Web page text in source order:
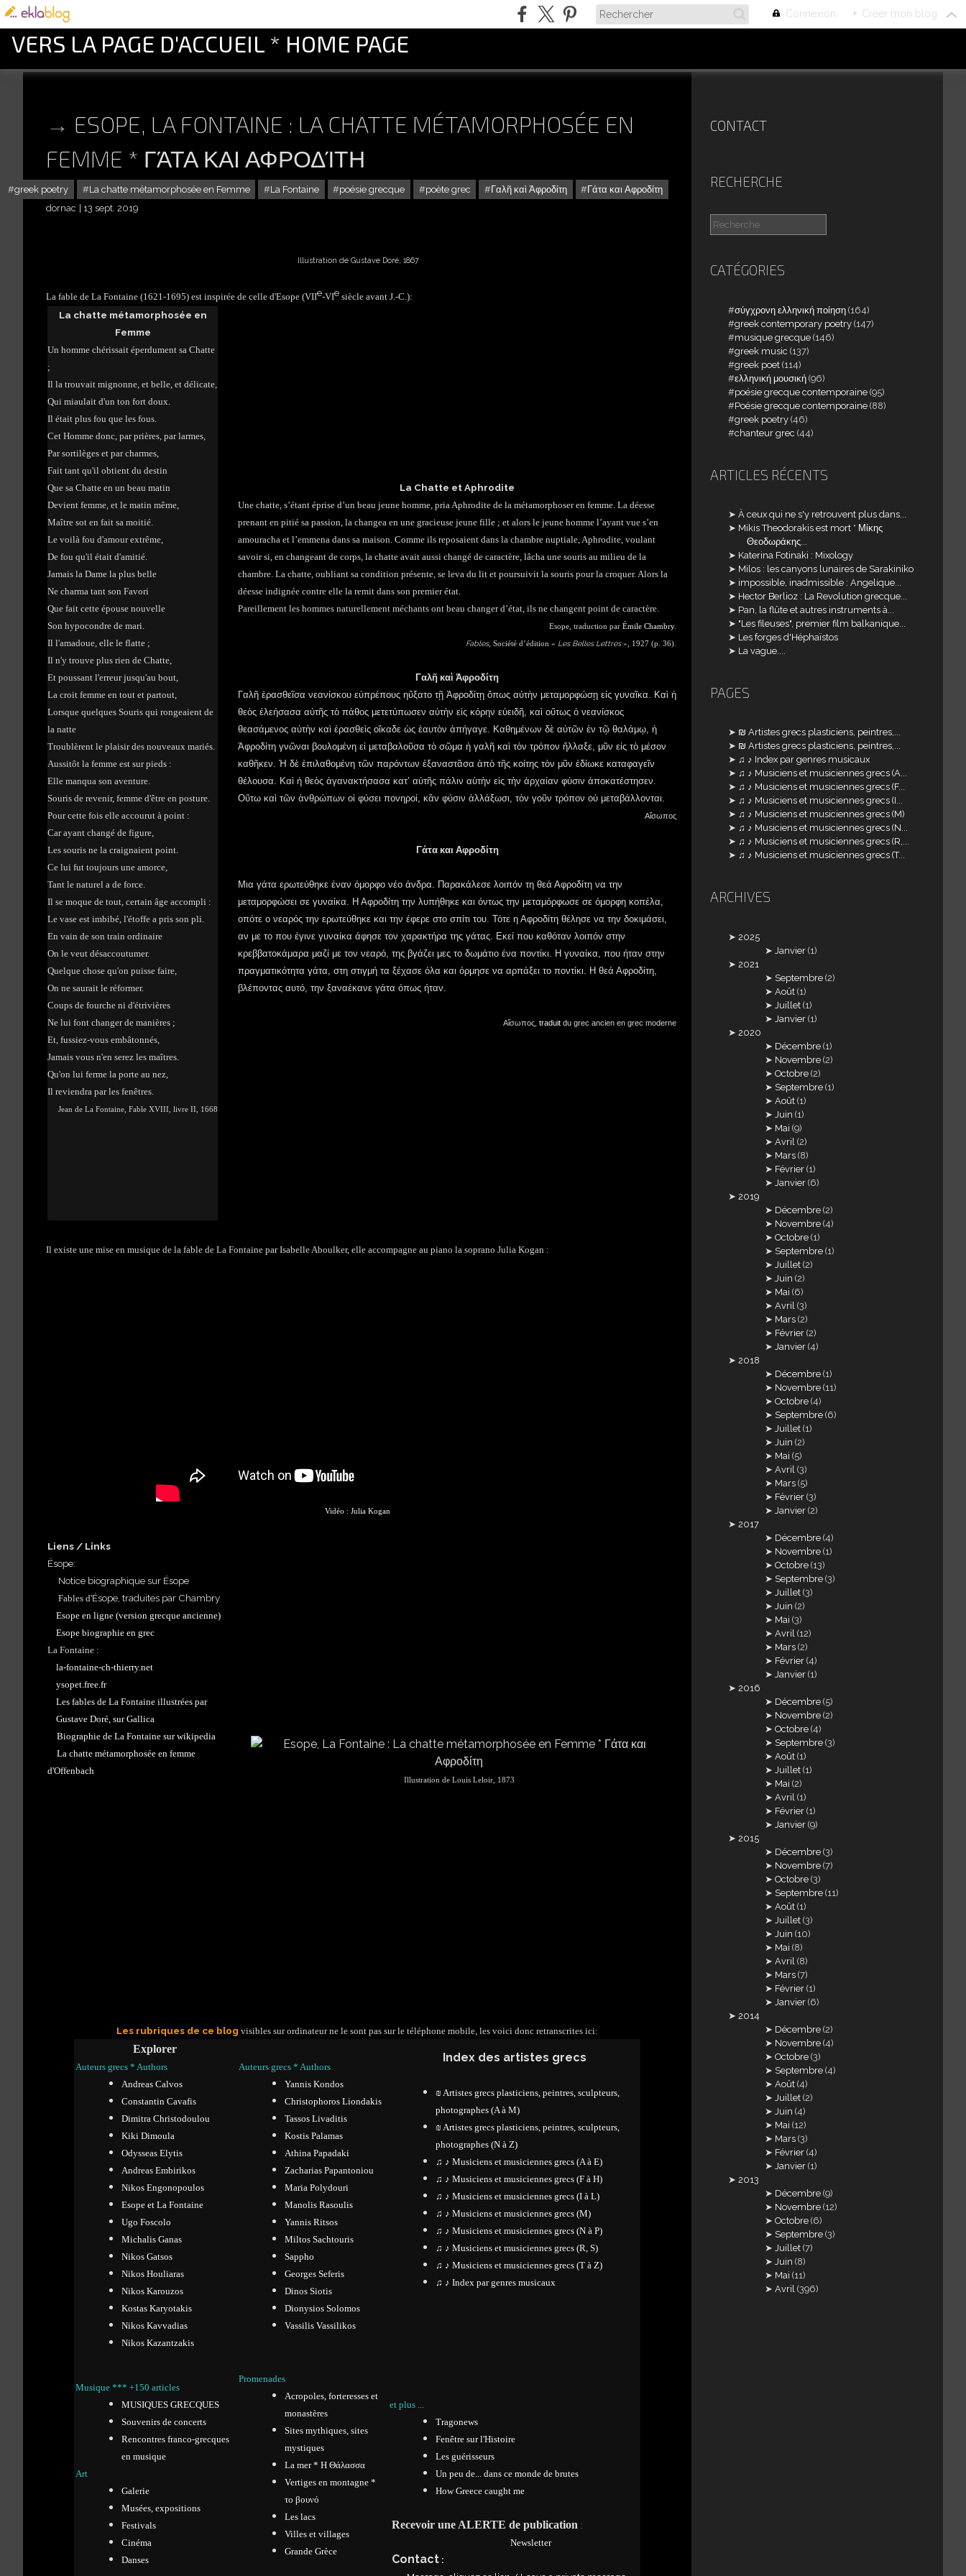
Connexion + Créer mon blog
VERS LA PAGE D'ACCUEIL * HOME PAGE
ESOPE, LA FONTAINE : LA CHATTE MÉTAMORPHOSÉE EN
FEMME * ΓΆΤΑ ΚΑΙ ΑΦΡΟΔΊΤΗ
greek poetry La chatte métamorphosée en Femme La Fontaine poésie grecque poète grec Γαλῆ καὶ Ἀφροδίτη
Γάτα και Αφροδίτη
dornac
13 sept. 2019
Illustration de Gustave Doré, 1867
La fable de La Fontaine (1621-1695) est inspirée de celle d'Esope (VIIe-VIe siècle avant J.-C.):
La chatte métamorphosée en
Femme
Un homme chérissait éperdument sa Chatte
;
Il la trouvait mignonne, et belle, et délicate,
Qui miaulait d'un ton fort doux.
Il était plus fou que les fous.
Cet Homme donc, par prières, par larmes,
Par sortilèges et par charmes,
Fait tant qu'il obtient du destin
Que sa Chatte en un beau matin
Devient femme, et le matin même,
Maître sot en fait sa moitié.
Le voilà fou d'amour extrême,
De fou qu'il était d'amitié.
Jamais la Dame la plus belle
Ne charma tant son Favori
Que fait cette épouse nouvelle
Son hypocondre de mari.
Il l'amadoue, elle le flatte ;
Il n'y trouve plus rien de Chatte,
Et poussant l'erreur jusqu'au bout,
La croit femme en tout et partout,
Lorsque quelques Souris qui rongeaient de
la natte
Troublèrent le plaisir des nouveaux mariés.
Aussitôt la femme est sur pieds :
Elle manqua son aventure.
Souris de revenir, femme d'être en posture.
Pour cette fois elle accourut à point :
Car ayant changé de figure,
Les souris ne la craignaient point.
Ce lui fut toujours une amorce,
Tant le naturel a de force.
Il se moque de tout, certain âge accompli :
Le vase est imbibé, l'étoffe a pris son pli.
En vain de son train ordinaire
On le veut désaccoutumer.
Quelque chose qu'on puisse faire,
On ne saurait le réformer.
Coups de fourche ni d'étrivières
Ne lui font changer de manières ;
Et, fussiez-vous embâtonnés,
Jamais vous n'en serez les maîtres.
Qu'on lui ferme la porte au nez,
Il reviendra par les fenêtres.
Jean de La Fontaine, Fable XVIII, livre II, 1668
La Chatte et Aphrodite
Une chatte, s’étant éprise d’un beau jeune homme, pria Aphrodite de la métamorphoser en femme. La déesse
prenant en pitié sa passion, la changea en une gracieuse jeune fille ; et alors le jeune homme l’ayant vue s’en
amouracha et l’emmena dans sa maison. Comme ils reposaient dans la chambre nuptiale, Aphrodite, voulant
savoir si, en changeant de corps, la chatte avait aussi changé de caractère, lâcha une souris au milieu de la
chambre. La chatte, oubliant sa condition présente, se leva du lit et poursuivit la souris pour la croquer. Alors la
déesse indignée contre elle la remit dans son premier état.
Pareillement les hommes naturellement méchants ont beau changer d’état, ils ne changent point de caractère.
Esope, traduction par Émile Chambry.
Fables, Société d’édition « Les Belles Lettres», 1927 (p. 36).
Γαλῆ καὶ Ἀφροδίτη
Γαλῆ ἐρασθεῖσα νεανίσκου εὐπρέπους ηὔξατο τῇ Ἀφροδίτῃ ὅπως αὐτὴν μεταμορφώσῃ εἰς γυναῖκα. Καὶ ἡ
θεὸς ἐλεήσασα αὐτῆς τὸ πάθος μετετύπωσεν αὐτὴν εἰς κόρην εὐειδῆ, καὶ οὕτως ὁ νεανίσκος
θεασάμενος αὐτὴν καὶ ἐρασθεὶς οἴκαδε ὡς ἑαυτὸν ἀπήγαγε. Καθημένων δὲ αὐτῶν ἐν τῷ θαλάμῳ, ἡ
Ἀφροδίτη γνῶναι βουλομένη εἰ μεταβαλοῦσα τὸ σῶμα ἡ γαλῆ καὶ τὸν τρόπον ἤλλαξε, μῦν εἰς τὸ μέσον
καθῆκεν. Ἡ δὲ ἐπιλαθομένη τῶν παρόντων ἐξαναστᾶσα ἀπὸ τῆς κοίτης τὸν μῦν ἐδίωκε καταφαγεῖν
θέλουσα. Καὶ ἡ θεὸς ἀγανακτήσασα κατ’ αὐτῆς πάλιν αὐτὴν εἰς τὴν ἀρχαίαν φύσιν ἀποκατέστησεν.
Οὕτω καὶ τῶν ἀνθρώπων οἱ φύσει πονηροί, κἂν φύσιν ἀλλάξωσι, τὸν γοῦν τρόπον οὐ μεταβάλλονται.
Αἴσωπος
Γάτα και Αφροδίτη
Μια γάτα ερωτεύθηκε έναν όμορφο νέο άνδρα. Παρακάλεσε λοιπόν τη θεά Αφροδίτη να την
μεταμορφώσει σε γυναίκα. Η Αφροδίτη την λυπήθηκε και όντως την μεταμόρφωσε σε όμορφη κοπέλα,
οπότε ο νεαρός την ερωτεύθηκε και την έφερε στο σπίτι του. Τότε η Αφροδίτη θέλησε να την δοκιμάσει,
αν με το που έγινε γυναίκα άφησε τον χαρακτήρα της γάτας. Εκεί που καθόταν λοιπόν στην
κρεββατοκάμαρα μαζί με τον νεαρό, της βγάζει μες το δωμάτιο ένα ποντίκι. Η γυναίκα, που ήταν στην
πραγματικότητα γάτα, στη στιγμή τα ξέχασε όλα και όρμησε να αρπάξει το ποντίκι. Η θεά Αφροδίτη,
βλέποντας αυτό, την ξαναέκανε γάτα όπως ήταν.
Αἴσωπος, traduit du grec ancien en grec moderne
Il existe une mise en musique de la fable de La Fontaine par Isabelle Aboulker, elle accompagne au piano la soprano Julia Kogan :
Vidéo : Julia Kogan
Liens / Links
Ésope:
Notice biographique sur Ésope
Fables d'Ésope, traduites par Chambry
Esope en ligne (version grecque ancienne)
Esope biographie en grec
La Fontaine :
la-fontaine-ch-thierry.net
ysopet.free.fr
Les fables de La Fontaine illustrées par
Gustave Doré, sur Gallica
Biographie de La Fontaine sur wikipedia
La chatte métamorphosée en femme
d'Offenbach
Illustration de Louis Leloir, 1873
Les rubriques de ce blog visibles sur ordinateur ne le sont pas sur le téléphone mobile, les voici donc retranscrites ici:
Explorer
Auteurs grecs * Authors
Andreas Calvos
Constantin Cavafis
Dimitra Christodoulou
Kiki Dimoula
Odysseas Elytis
Andreas Embirikos
Nikos Engonopoulos
Esope et La Fontaine
Ugo Foscolo
Michalis Ganas
Nikos Gatsos
Nikos Houliaras
Nikos Karouzos
Kostas Karyotakis
Nikos Kavvadias
Nikos Kazantzakis
Auteurs grecs * Authors
Yannis Kondos
Christophoros Liondakis
Tassos Livaditis
Kostis Palamas
Athina Papadaki
Zacharias Papantoniou
Maria Polydouri
Manolis Rasoulis
Yannis Ritsos
Miltos Sachtouris
Sappho
Georges Seferis
Dinos Siotis
Dionysios Solomos
Vassilis Vassilikos
Index des artistes grecs
₪ Artistes grecs plasticiens, peintres, sculpteurs,
photographes (A à M)
₪ Artistes grecs plasticiens, peintres, sculpteurs,
photographes (N à Z)
♫ ♪ Musiciens et musiciennes grecs (A à E)
♫ ♪ Musiciens et musiciennes grecs (F à H)
♫ ♪ Musiciens et musiciennes grecs (I à L)
♫ ♪ Musiciens et musiciennes grecs (M)
♫ ♪ Musiciens et musiciennes grecs (N à P)
♫ ♪ Musiciens et musiciennes grecs (R, S)
♫ ♪ Musiciens et musiciennes grecs (T à Z)
♫ ♪ Index par genres musicaux
Musique *** +150 articles
MUSIQUES GRECQUES
Souvenirs de concerts
Rencontres franco-grecques
en musique
Art
Galerie
Musées, expositions
Festivals
Cinéma
Danses
Promenades
Acropoles, forteresses et
monastères
Sites mythiques, sites
mystiques
La mer * Η Θάλασσα
Vertiges en montagne *
το βουνό
Les lacs
Villes et villages
Grande Grèce
et plus ...
Tragonews
Fenêtre sur l'Histoire
Les guérisseurs
Un peu de... dans ce monde de brutes
How Greece caught me
Recevoir une ALERTE de publication :
Newsletter
Contact :
CONTACT
RECHERCHE
CATÉGORIES
σύγχρονη ελληνική ποίηση (164)
greek contemporary poetry (147)
musique grecque (146)
greek music (137)
greek poet (114)
ελληνική μουσική (96)
poésie grecque contemporaine (95)
Poésie grecque contemporaine (88)
greek poetry (46)
chanteur grec (44)
ARTICLES RÉCENTS
À ceux qui ne s'y retrouvent plus dans...
Mikis Theodorakis est mort * Μίκης
Θεοδωράκης...
Katerina Fotinaki : Mixology
Milos : les canyons lunaires de Sarakiniko
impossible, inadmissible : Angelique...
Hector Berlioz : La Revolution grecque...
Pan, la flûte et autres instruments à...
"Les fileuses", premier film balkanique...
Les forges d'Héphaïstos
La vague....
PAGES
₪ Artistes grecs plasticiens, peintres,...
₪ Artistes grecs plasticiens, peintres,...
♫ ♪ Index par genres musicaux
♫ ♪ Musiciens et musiciennes grecs (A...
♫ ♪ Musiciens et musiciennes grecs (F...
♫ ♪ Musiciens et musiciennes grecs (I...
♫ ♪ Musiciens et musiciennes grecs (M)
♫ ♪ Musiciens et musiciennes grecs (N...
♫ ♪ Musiciens et musiciennes grecs (R,...
♫ ♪ Musiciens et musiciennes grecs (T...
ARCHIVES
2025
Janvier (1)
2021
Septembre (2)
Août (1)
Juillet (1)
Janvier (1)
2020
Décembre (1)
Novembre (2)
Octobre (2)
Septembre (1)
Août (1)
Juin (1)
Mai (9)
Avril (2)
Mars (8)
Février (1)
Janvier (6)
2019
Décembre (2)
Novembre (4)
Octobre (1)
Septembre (1)
Juillet (2)
Juin (2)
Mai (6)
Avril (3)
Mars (2)
Février (2)
Janvier (4)
2018
Décembre (1)
Novembre (11)
Octobre (4)
Septembre (6)
Juillet (1)
Juin (2)
Mai (5)
Avril (3)
Mars (5)
Février (3)
Janvier (2)
2017
Décembre (4)
Novembre (1)
Octobre (13)
Septembre (3)
Juillet (3)
Juin (2)
Mai (3)
Avril (12)
Mars (2)
Février (4)
Janvier (1)
2016
Décembre (5)
Novembre (2)
Octobre (4)
Septembre (3)
Août (1)
Juillet (1)
Mai (2)
Avril (1)
Février (1)
Janvier (9)
2015
Décembre (3)
Novembre (7)
Octobre (3)
Septembre (11)
Août (1)
Juillet (3)
Juin (10)
Mai (8)
Avril (8)
Mars (7)
Février (1)
Janvier (6)
2014
Décembre (2)
Novembre (4)
Octobre (3)
Septembre (4)
Août (4)
Juillet (2)
Juin (4)
Mai (12)
Mars (3)
Février (4)
Janvier (1)
2013
Décembre (9)
Novembre (12)
Octobre (6)
Septembre (3)
Juillet (7)
Juin (8)
Mai (11)
Avril (396)